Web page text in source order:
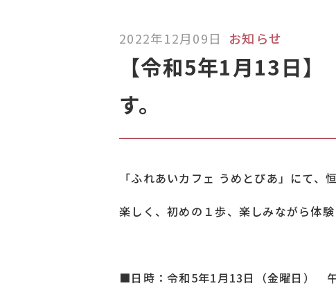
2022年12月09日 お知らせ
【令和5年1月13日
す。
「ふれあいカフェ うめとぴあ」にて、
楽しく、初めの１歩、楽しみながら体験
■日時：令和5年1月13日（金曜日）